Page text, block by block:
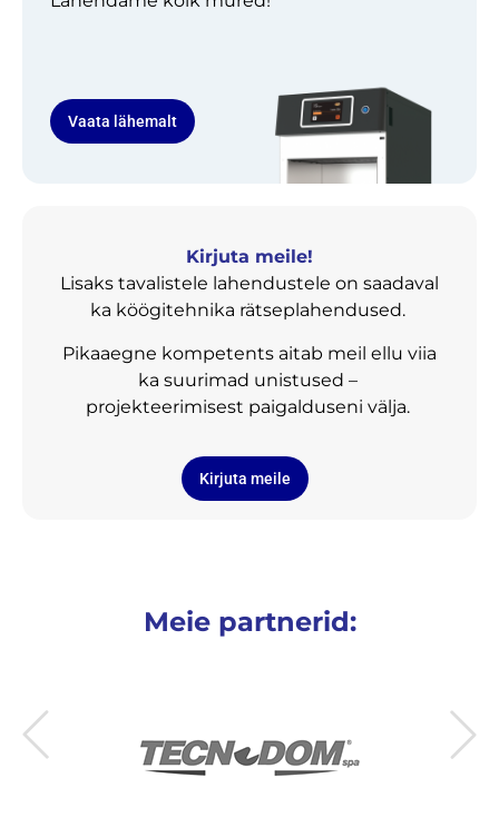
Vaata lähemalt
Kirjuta meile!
Lisaks tavalistele lahendustele on saadaval
ka köögitehnika rätseplahendused.
Pikaaegne kompetents aitab meil ellu viia
ka suurimad unistused –
projekteerimisest paigalduseni välja.
Kirjuta meile
Meie partnerid: